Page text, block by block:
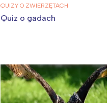
QUIZY O ZWIERZĘTACH
Quiz o gadach